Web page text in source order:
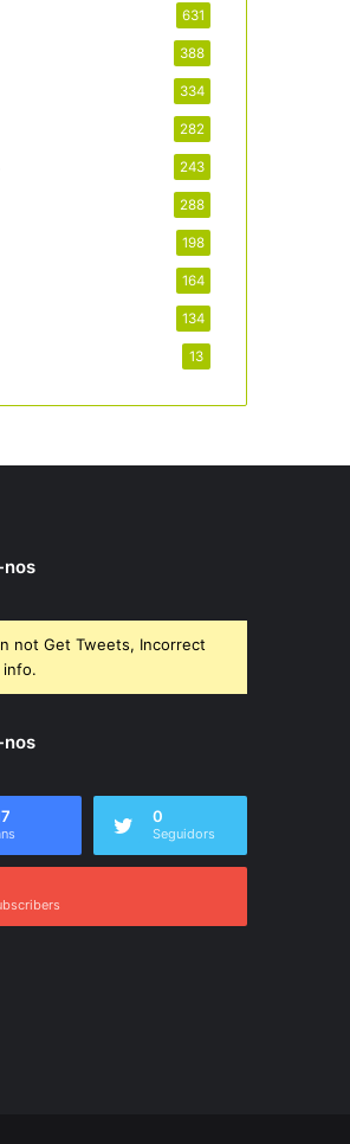
631
388
334
282
243
288
198
164
134
13
nos
not Get Tweets, Incorrect
info.
nos
0
Seguidors